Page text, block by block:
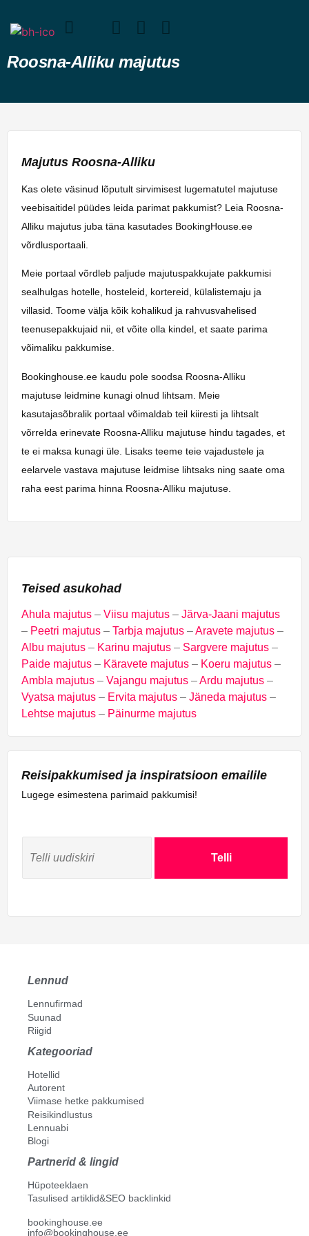
Roosna-Alliku majutus
Majutus Roosna-Alliku
Kas olete väsinud lõputult sirvimisest lugematutel majutuse
veebisaitidel püüdes leida parimat pakkumist? Leia Roosna-
Alliku majutus juba täna kasutades BookingHouse.ee
võrdlusportaali.
Meie portaal võrdleb paljude majutuspakkujate pakkumisi
sealhulgas hotelle, hosteleid, kortereid, külalistemaju ja
villasid. Toome välja kõik kohalikud ja rahvusvahelised
teenusepakkujaid nii, et võite olla kindel, et saate parima
võimaliku pakkumise.
Bookinghouse.ee kaudu pole soodsa Roosna-Alliku
majutuse leidmine kunagi olnud lihtsam. Meie
kasutajasõbralik portaal võimaldab teil kiiresti ja lihtsalt
võrrelda erinevate Roosna-Alliku majutuse hindu tagades, et
te ei maksa kunagi üle. Lisaks teeme teie vajadustele ja
eelarvele vastava majutuse leidmise lihtsaks ning saate oma
raha eest parima hinna Roosna-Alliku majutuse.
Teised asukohad
Ahula majutus – Viisu majutus – Järva-Jaani majutus
– Peetri majutus – Tarbja majutus –Aravete majutus –
Albu majutus – Karinu majutus – Sargvere majutus –
Paide majutus – Käravete majutus – Koeru majutus –
Ambla majutus – Vajangu majutus –Ardu majutus –
Vyatsa majutus – Ervita majutus – Jäneda majutus –
Lehtse majutus – Päinurme majutus
Reisipakkumised ja inspiratsioon emailile
Lugege esimestena parimaid pakkumisi!
Telli
Lennud
Lennufirmad
Suunad
Riigid
Kategooriad
Hotellid
Autorent
Viimase hetke pakkumised
Reisikindlustus
Lennuabi
Blogi
Partnerid & lingid
Hüpoteeklaen
Tasulised artiklid&SEO backlinkid
bookinghouse.ee
info@bookinghouse.ee